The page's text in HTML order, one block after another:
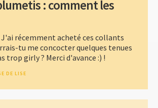
: comment les
J'ai récemment acheté ces collants
tu me concocter quelques tenues
trop girly ? Merci d'avance :) !
DE LISE